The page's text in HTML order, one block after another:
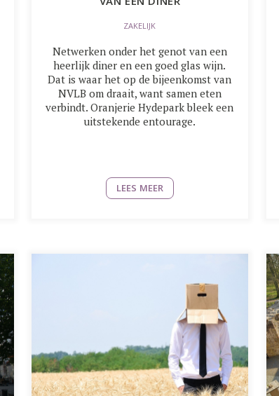
ZAKELIJK
Netwerken onder het genot van een
heerlijk diner en een goed glas wijn.
Dat is waar het op de bijeenkomst van
NVLB om draait, want samen eten
verbindt. Oranjerie Hydepark bleek een
uitstekende entourage.
LEES MEER